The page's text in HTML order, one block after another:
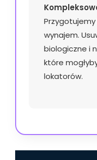
wynajem.
biologiczne i
które
lokatorów.